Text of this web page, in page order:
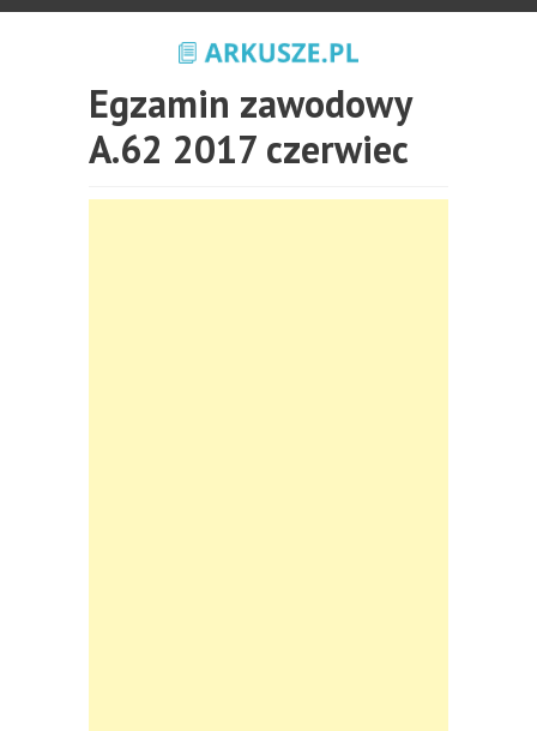
Egzamin zawodowy
A.62 2017 czerwiec